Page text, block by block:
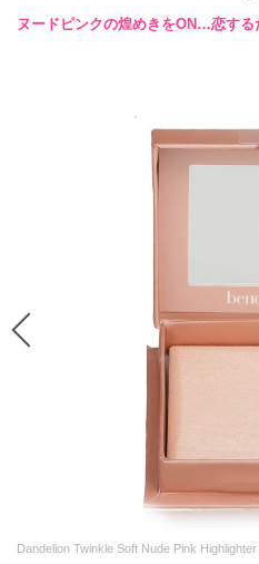
ヌードピンクの煌めきをON…恋す
Dandelion Twinkle Soft Nude Pink